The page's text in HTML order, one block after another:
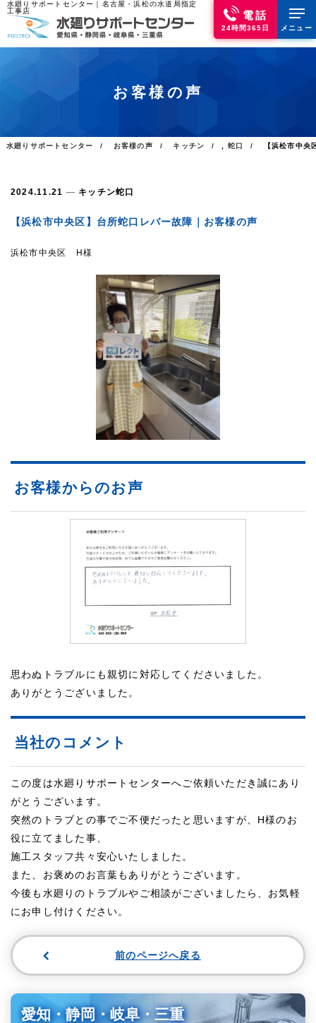
水廻りサポートセンター｜名古屋・浜松の水道局指定
工事店
電話
24時間365日 メニュー
お客様の声
水廻りサポートセンター お客様の声 キッチン 蛇口 【浜松市中央
2024.11.21 キッチン蛇口
【浜松市中央区】台所蛇口レバー故障｜お客様の声
浜松市中央区 H様
お客様からのお声
思わぬトラブルにも親切に対応してくださいました。
ありがとうございました。
当社のコメント
この度は水廻りサポートセンターへご依頼いただき誠にあり
がとうございます。
突然のトラブとの事でご不便だったと思いますが、H様のお
役に立てました事、
施工スタッフ共々安心いたしました。
また、お褒めのお言葉もありがとうございます。
今後も水廻りのトラブルやご相談がございましたら、お気軽
にお申し付けください。
前のページへ戻る
愛知・静岡・岐阜・三重